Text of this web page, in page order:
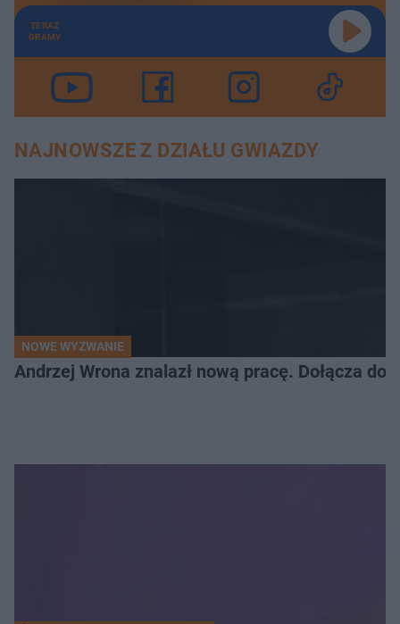
TERAZ
GRAMY
NAJNOWSZE Z DZIAŁU GWIAZDY
NOWE WYZWANIE
Andrzej Wrona znalazł nową pracę. Dołącza do